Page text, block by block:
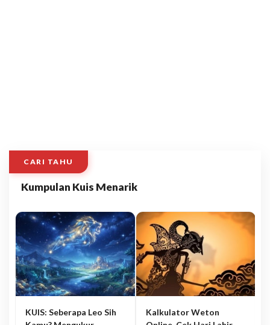
CARI TAHU
Kumpulan Kuis Menarik
KUIS: Seberapa Leo Sih
Kalkulator Weton